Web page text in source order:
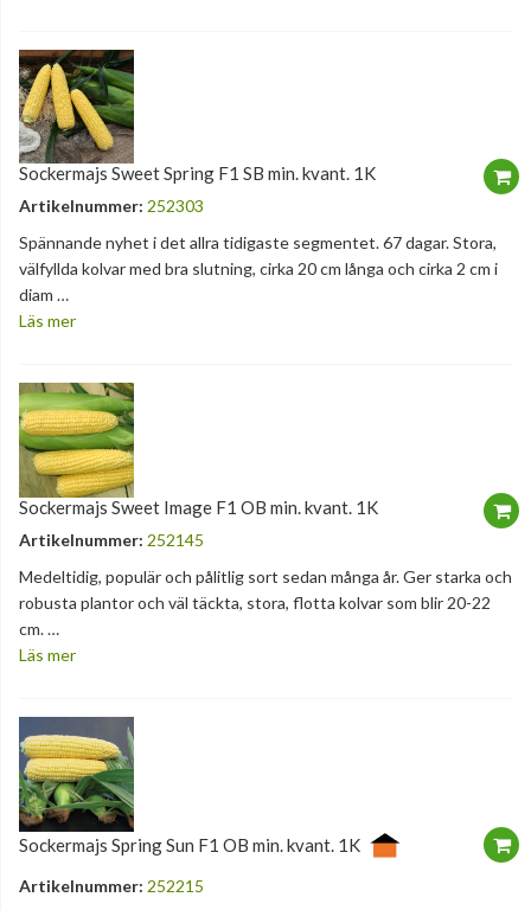
Sockermajs Sweet Spring F1 SB min. kvant. 1K
Artikelnummer: 252303
Spännande nyhet i det allra tidigaste segmentet. 67 dagar. Stora,
välfyllda kolvar med bra slutning, cirka 20 cm långa och cirka 2 cm i
diam …
Läs mer
Sockermajs Sweet Image F1 OB min. kvant. 1K
Artikelnummer: 252145
Medeltidig, populär och pålitlig sort sedan många år. Ger starka och
robusta plantor och väl täckta, stora, flotta kolvar som blir 20-22
cm. …
Läs mer
Sockermajs Spring Sun F1 OB min. kvant. 1K
Artikelnummer: 252215